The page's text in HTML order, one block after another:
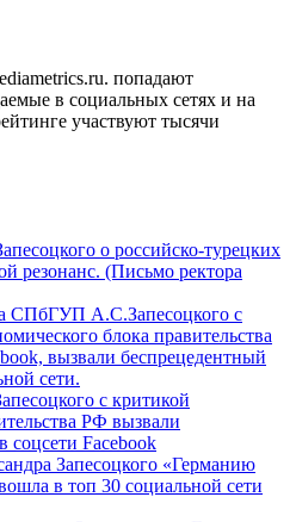
попадают
в социальных сетях и на
участвуют тысячи
о российско-турецких
резонанс. (Письмо ректора
с критикой
РФ вызвали
соцсети Facebook